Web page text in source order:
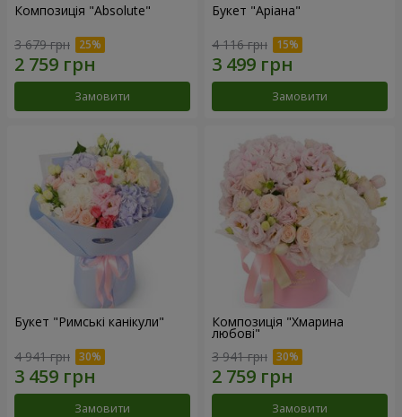
Композиція "Absolute"
3 679 грн
Замовити
Букет "Аріана"
4 116 грн
Замовити
Букет "Римські канікули"
4 941 грн
Замовити
Композиція "Хмарина
любові"
3 941 грн
Замовити